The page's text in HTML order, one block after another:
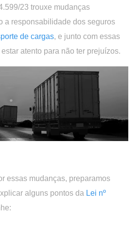
23 trouxe mudanças
a responsabilidade dos seguros
de cargas, e junto com essas
atento para não ter prejuízos.
essas mudanças, preparamos
alguns pontos da Lei nº